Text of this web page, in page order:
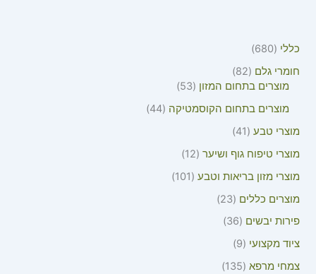
כללי
680
חומרי גלם
82
מוצרים בתחום המזון
53
מוצרים בתחום הקוסמטיקה 44
מוצרי טבע
41
מוצרי טיפוח גוף ושיער 12
מוצרי מזון בריאות וטבע
101
מוצרים כללים
23
פירות יבשים
36
ציוד מקצועי
9
צמחי מרפא 135